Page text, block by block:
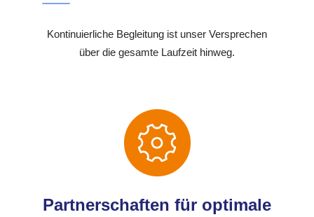
Kontinuierliche Begleitung ist unser Versprechen
über die gesamte Laufzeit hinweg.
Partnerschaften für optimale